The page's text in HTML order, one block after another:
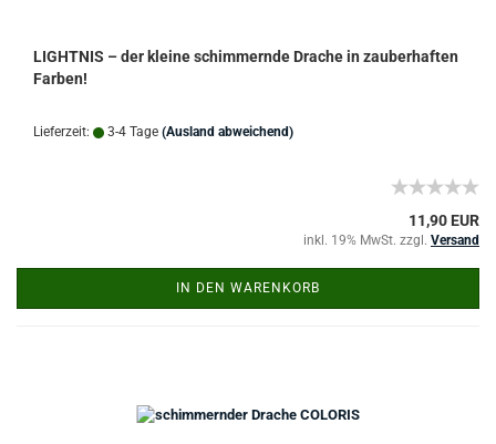
LIGHTNIS – der kleine schimmernde Drache in zauberhaften
Farben!
Lieferzeit: 3-4 Tage (Ausland abweichend)
11,90 EUR
inkl. 19% MwSt. zzgl. Versand
IN DEN WARENKORB